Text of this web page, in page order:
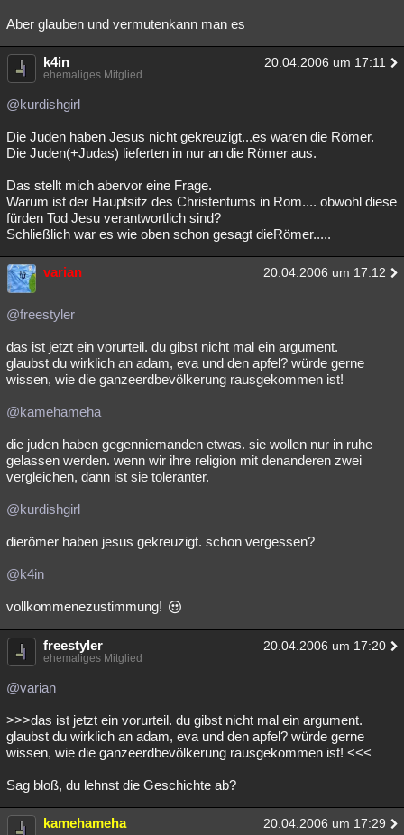
Aber glauben und vermutenkann man es
k4in 20.04.2006 um 17:11
ehemaliges Mitglied
@kurdishgirl
Die Juden haben Jesus nicht gekreuzigt...es waren die Römer.
Die Juden(+Judas) lieferten in nur an die Römer aus.
Das stellt mich abervor eine Frage.
Warum ist der Hauptsitz des Christentums in Rom.... obwohl diese
fürden Tod Jesu verantwortlich sind?
Schließlich war es wie oben schon gesagt dieRömer.....
varian 20.04.2006 um 17:12
@freestyler
das ist jetzt ein vorurteil. du gibst nicht mal ein argument.
glaubst du wirklich an adam, eva und den apfel? würde gerne
wissen, wie die ganzeerdbevölkerung rausgekommen ist!
@kamehameha
die juden haben gegenniemanden etwas. sie wollen nur in ruhe
gelassen werden. wenn wir ihre religion mit denanderen zwei
vergleichen, dann ist sie toleranter.
@kurdishgirl
dierömer haben jesus gekreuzigt. schon vergessen?
@k4in
vollkommenezustimmung!
freestyler 20.04.2006 um 17:20
ehemaliges Mitglied
@varian
>>>das ist jetzt ein vorurteil. du gibst nicht mal ein argument.
glaubst du wirklich an adam, eva und den apfel? würde gerne
wissen, wie die ganzeerdbevölkerung rausgekommen ist! <<<
Sag bloß, du lehnst die Geschichte ab?
kamehameha 20.04.2006 um 17:29